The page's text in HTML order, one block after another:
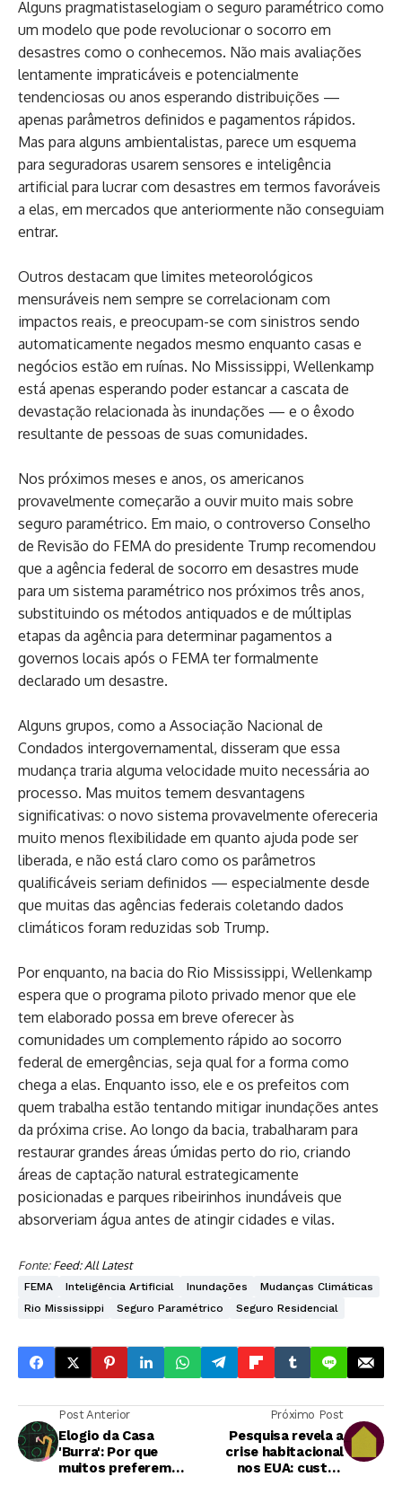
Alguns pragmatistaselogiam o seguro paramétrico como
um modelo que pode revolucionar o socorro em
desastres como o conhecemos. Não mais avaliações
lentamente impraticáveis e potencialmente
tendenciosas ou anos esperando distribuições —
apenas parâmetros definidos e pagamentos rápidos.
Mas para alguns ambientalistas, parece um esquema
para seguradoras usarem sensores e inteligência
artificial para lucrar com desastres em termos favoráveis
a elas, em mercados que anteriormente não conseguiam
entrar.
Outros destacam que limites meteorológicos
mensuráveis nem sempre se correlacionam com
impactos reais, e preocupam-se com sinistros sendo
automaticamente negados mesmo enquanto casas e
negócios estão em ruínas. No Mississippi, Wellenkamp
está apenas esperando poder estancar a cascata de
devastação relacionada às inundações — e o êxodo
resultante de pessoas de suas comunidades.
Nos próximos meses e anos, os americanos
provavelmente começarão a ouvir muito mais sobre
seguro paramétrico. Em maio, o controverso Conselho
de Revisão do FEMA do presidente Trump recomendou
que a agência federal de socorro em desastres mude
para um sistema paramétrico nos próximos três anos,
substituindo os métodos antiquados e de múltiplas
etapas da agência para determinar pagamentos a
governos locais após o FEMA ter formalmente
declarado um desastre.
Alguns grupos, como a Associação Nacional de
Condados intergovernamental, disseram que essa
mudança traria alguma velocidade muito necessária ao
processo. Mas muitos temem desvantagens
significativas: o novo sistema provavelmente ofereceria
muito menos flexibilidade em quanto ajuda pode ser
liberada, e não está claro como os parâmetros
qualificáveis seriam definidos — especialmente desde
que muitas das agências federais coletando dados
climáticos foram reduzidas sob Trump.
Por enquanto, na bacia do Rio Mississippi, Wellenkamp
espera que o programa piloto privado menor que ele
tem elaborado possa em breve oferecer às
comunidades um complemento rápido ao socorro
federal de emergências, seja qual for a forma como
chega a elas. Enquanto isso, ele e os prefeitos com
quem trabalha estão tentando mitigar inundações antes
da próxima crise. Ao longo da bacia, trabalharam para
restaurar grandes áreas úmidas perto do rio, criando
áreas de captação natural estrategicamente
posicionadas e parques ribeirinhos inundáveis que
absorveriam água antes de atingir cidades e vilas.
Fonte:Feed: All Latest
FEMA Inteligência Artificial Inundações
Mudanças Climáticas
Rio Mississippi
Seguro Paramétrico Seguro Residencial
Post Anterior
Elogio da Casa
'Burra': Por que
muitos preferem
Próximo Post
Pesquisa revela a
crise habitacional
nos EUA: custos